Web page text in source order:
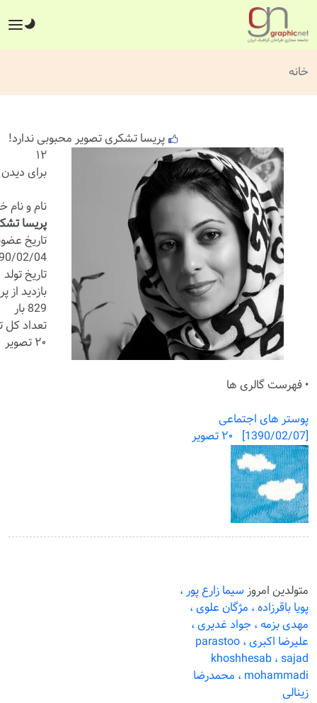
خانه
پریسا تشکری تصویر محبوبی ندارد!
۱۲
برای
نام و نام
پریسا
تاریخ
02/04
تاریخ تولد
بازدید از
829 بار
تعداد کل
۲۰ تصویر
• فهرست گالری ها
پوستر های اجتماعی
متولدین امروزسیما زارع پور ،
پویا باقرزاده ، مژگان علوی ،
مهدی بزمه ، جواد غدیری ،
علیرضا اکبری ، parastoo
khoshhesab ، sajad
mohammadi ،
محمدرضا
زینالی